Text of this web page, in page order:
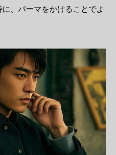
、パーマをかけることでよ